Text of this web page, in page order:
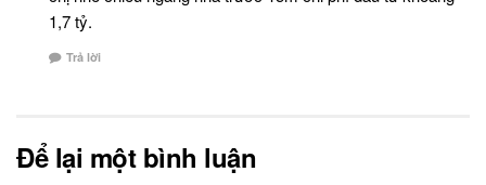
1,7 tỷ.
Trả lời
Để lại một bình luận